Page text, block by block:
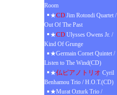
Room
★CD Jim Rotondi Quartet /
Out Of The Past
★CD Ulysses Owens Jr. /
Kind Of Grunge
★Germain Cornet Quintet /
Listen to The Wind(CD)
★仏ピアノトリオ Cyril
Benhamou Trio / H.O.T.(CD)
★Murat Ozturk Trio /